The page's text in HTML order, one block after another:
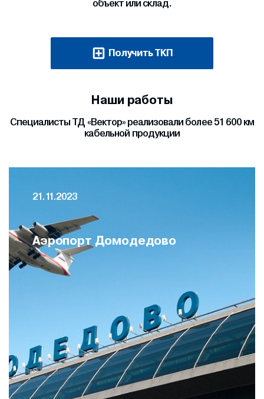
объект или склад.
Получить ТКП
Наши работы
Специалисты ТД «Вектор» реализовали более 51 600 км
кабельной продукции
21.11.2023
Аэропорт Домодедово